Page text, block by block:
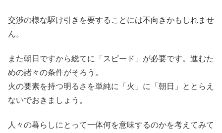
交渉の様な駆け引きを要することには不向きかもしれませ
ん。
また朝日ですから総てに「スピード」が必要です。進むた
めの諸々の条件がそろう。
火の要素を持つ明るさを単純に「火」に「朝日」ととらえ
ないでおきましょう。
人々の暮らしにとって一体何を意味するのかを考えてみて